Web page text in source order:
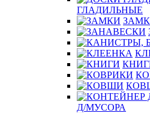
ГЛАДИЛЬНЫЕ
Д/МУСОРА